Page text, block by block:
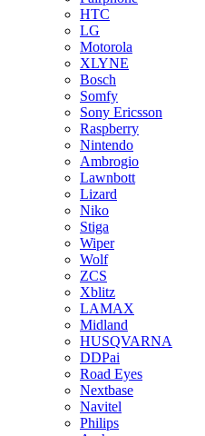
HTC
LG
Motorola
XLYNE
Bosch
Somfy
Sony Ericsson
Raspberry
Nintendo
Ambrogio
Lawnbott
Lizard
Niko
Stiga
Wiper
Wolf
ZCS
Xblitz
LAMAX
Midland
HUSQVARNA
DDPai
Road Eyes
Nextbase
Navitel
Philips